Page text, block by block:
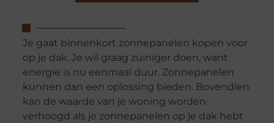
Je gaat binnenkort zonnepanelen kopen voor
op je dak. Je wil graag zuiniger doen, want
energie is nu eenmaal duur. Zonnepanelen
kunnen dan een oplossing bieden. Bovendien
kan de waarde van je woning worden
verhoogd als je zonnepanelen op je dak hebt